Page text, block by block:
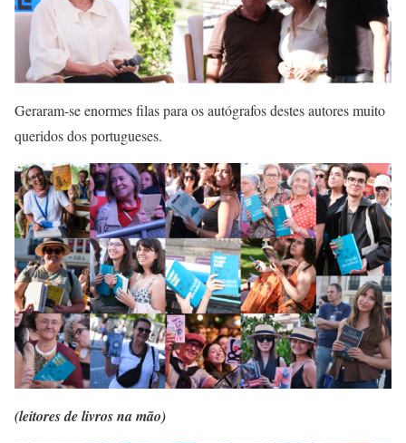
Geraram-se enormes filas para os autógrafos destes autores muito
queridos dos portugueses.
(leitores de livros na mão)